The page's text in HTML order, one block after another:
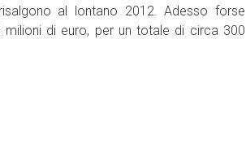
al lontano 2012. Adesso forse
di euro, per un totale di circa 300